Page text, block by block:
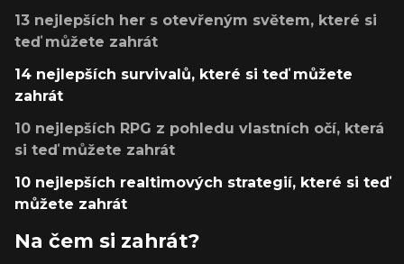
13 nejlepších her s otevřeným světem, které si
teď můžete zahrát
14 nejlepších survivalů, které si teď můžete
zahrát
10 nejlepších RPG z pohledu vlastních očí, která
si teď můžete zahrát
10 nejlepších realtimových strategií, které si teď
můžete zahrát
Na čem si zahrát?